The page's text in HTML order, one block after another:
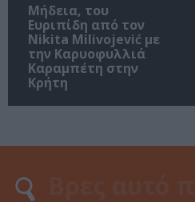
Μήδεια, του
Ευριπίδη από τον
Nikita Milivojević με
την Καρυοφυλλιά
Καραμπέτη στην
Κρήτη